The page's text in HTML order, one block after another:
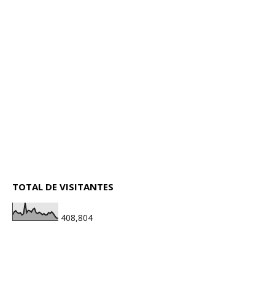
TOTAL DE VISITANTES
408,804